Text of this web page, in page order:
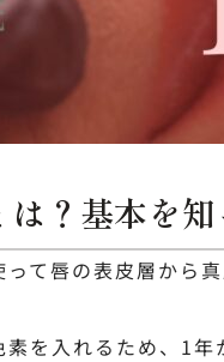
？基本を知
て唇の表皮層か
を入れるため、1年